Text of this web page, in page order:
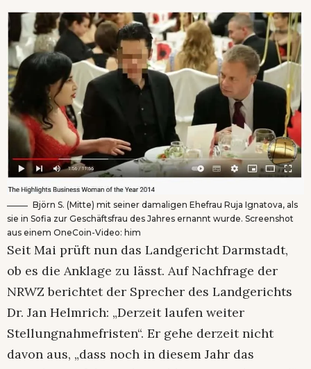
Björn S. (Mitte) mit seiner damaligen Ehefrau Ruja Ignatova, als
sie in Sofia zur Geschäftsfrau des Jahres ernannt wurde. Screenshot
aus einem OneCoin-Video: him
Seit Mai prüft nun das Landgericht Darmstadt,
ob es die Anklage zu lässt. Auf Nachfrage der
NRWZ berichtet der Sprecher des Landgerichts
Dr. Jan Helmrich: „Derzeit laufen weiter
Stellungnahmefristen“. Er gehe derzeit nicht
davon aus, „dass noch in diesem Jahr das